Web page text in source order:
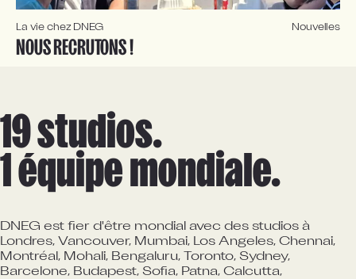
La vie chez DNEG Nouvelles
NOUS RECRUTONS !
19 studios.
1 équipe mondiale.
DNEG est fier d'être mondial avec des studios à
Londres, Vancouver, Mumbai, Los Angeles, Chennai,
Montréal, Mohali, Bengaluru, Toronto, Sydney,
Barcelone, Budapest, Sofia, Patna, Calcutta,